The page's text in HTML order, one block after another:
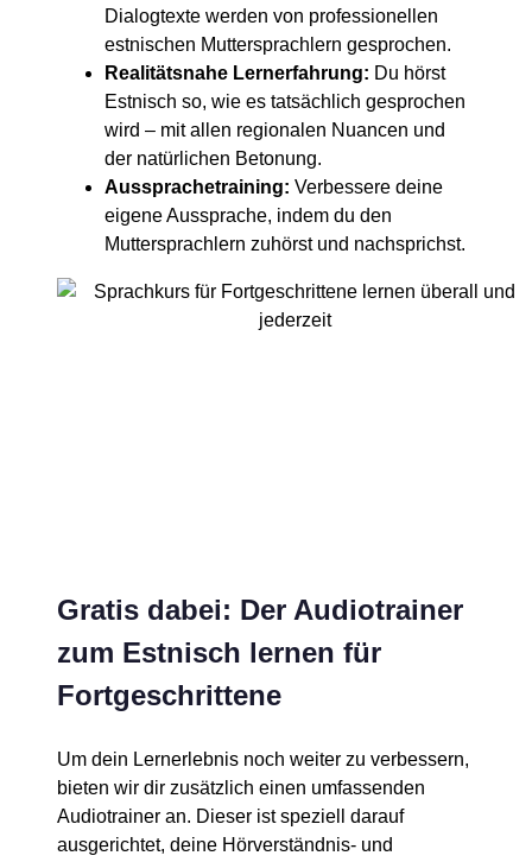
Dialogtexte werden von professionellen
estnischen Muttersprachlern gesprochen.
Realitätsnahe Lernerfahrung: Du hörst
Estnisch so, wie es tatsächlich gesprochen
wird – mit allen regionalen Nuancen und
der natürlichen Betonung.
Aussprachetraining: Verbessere deine
eigene Aussprache, indem du den
Muttersprachlern zuhörst und nachsprichst.
Gratis dabei: Der Audiotrainer
zum Estnisch lernen für
Fortgeschrittene
Um dein Lernerlebnis noch weiter zu verbessern,
bieten wir dir zusätzlich einen umfassenden
Audiotrainer an. Dieser ist speziell darauf
ausgerichtet, deine Hörverständnis- und